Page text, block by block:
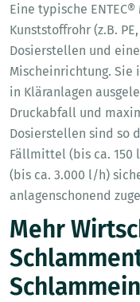
Eine typische
Kunststoffrohr (z.B.
Dosierstellen und
Mischeinrichtung. Sie
in Kläranlagen
Druckabfall und
Dosierstellen sind so
Fällmittel (bis ca.
(bis ca. 3.000 l/h)
anlagenschonend
Mehr